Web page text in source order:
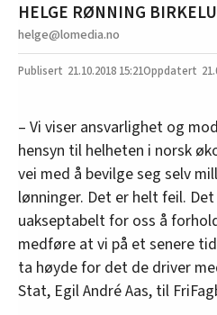
HELGE RØNNING
helge@lomedia.no
21.10.2018 15:21
– Vi viser ansvarlighet og
hensyn til helheten i norsk
vei med å bevilge seg selv
lønninger. Det er helt feil.
uakseptabelt for oss å
medføre at vi på et senere
ta høyde for det de driver
Stat, Egil André Aas, til